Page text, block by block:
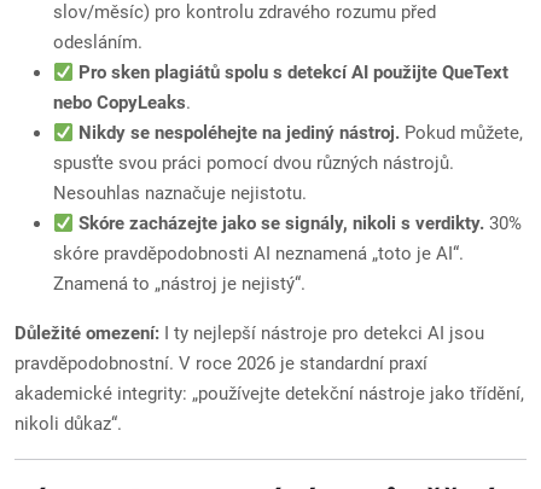
slov/měsíc) pro kontrolu zdravého rozumu před
odesláním.
Pro sken plagiátů spolu s detekcí AI použijte QueText
nebo CopyLeaks.
Nikdy se nespoléhejte na jediný nástroj. Pokud můžete,
spusťte svou práci pomocí dvou různých nástrojů.
Nesouhlas naznačuje nejistotu.
Skóre zacházejte jako se signály, nikoli s verdikty. 30%
skóre pravděpodobnosti AI neznamená „toto je AI“.
Znamená to „nástroj je nejistý“.
Důležité omezení: I ty nejlepší nástroje pro detekci AI jsou
pravděpodobnostní. V roce 2026 je standardní praxí
akademické integrity: „používejte detekční nástroje jako třídění,
nikoli důkaz“.